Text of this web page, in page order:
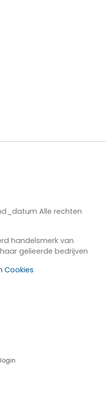
Alle rechten
handelsmerk van
gelieerde bedrijven
Cookies